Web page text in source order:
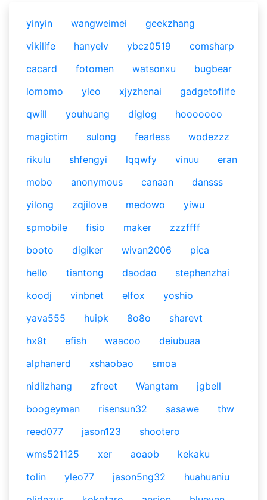
yinyin wangweimei
geekzhang
vikilife
hanyelv ybcz0519
comsharp
cacard
fotomen watsonxu
bugbear
lomomo
yleo xjyzhenai
gadgetoflife
qwill
youhuang diglog
hooooooo
magictim
sulong fearless
wodezzz
rikulu
shfengyi lqqwfy vinuu
eran
mobo
anonymous canaan
dansss
yilong
zqjilove medowo
yiwu
spmobile
fisio maker
zzzffff
booto
digiker wivan2006
pica
hello
tiantong daodao
stephenzhai
koodj
vinbnet elfox
yoshio
yava555
huipk 8o8o
sharevt
hx9t
efish waacoo
deiubuaa
alphanerd
xshaobao
smoa
nidilzhang
zfreet Wangtam
jgbell
boogeyman
risensun32 sasawe
thw
reed077
jason123
shootero
wms521125
xer aoaob
kekaku
tolin
yleo77 jason5ng32
huahuaniu